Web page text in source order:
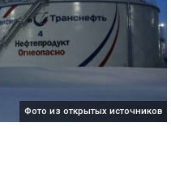
Фото из открытых источников